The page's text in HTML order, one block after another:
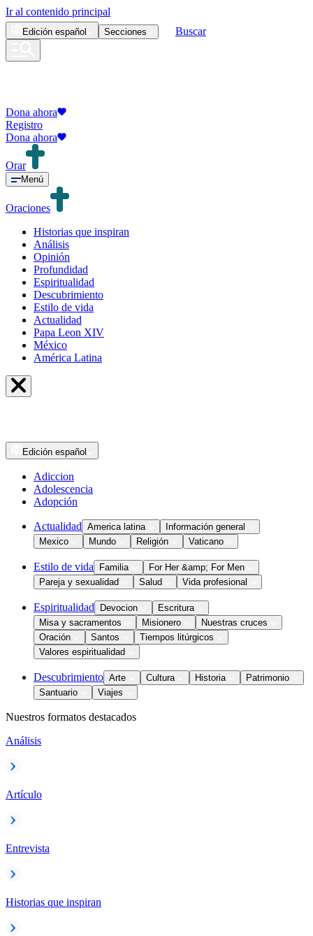
Ir al contenido principal
Edición español Secciones Buscar
Dona ahora
Registro
Dona ahora
Orar
Menú
Oraciones
Historias que inspiran
Análisis
Opinión
Profundidad
Espiritualidad
Descubrimiento
Estilo de vida
Actualidad
Papa Leon XIV
México
América Latina
Edición español
Adiccion
Adolescencia
Adopción
Actualidad America latina
Información general
Mexico
Mundo Religión Vaticano
Estilo de vida Familia
For Her &amp; For Men
Pareja y sexualidad
Salud Vida profesional
Espiritualidad Devocion
Escritura
Misa y sacramentos
Misionero
Nuestras cruces
Oración
Santos
Tiempos litúrgicos
Valores espiritualidad
Descubrimiento Arte Cultura Historia
Patrimonio
Santuario
Viajes
Nuestros formatos destacados
Análisis
Artículo
Entrevista
Historias que inspiran